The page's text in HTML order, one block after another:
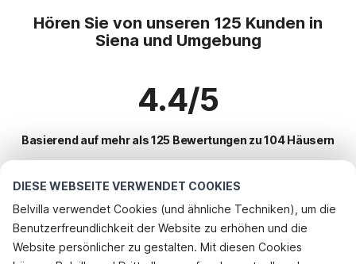
DIESE WEBSEITE VERWENDET COOKIES
Belvilla verwendet Cookies (und ähnliche Techniken), um die
Benutzerfreundlichkeit der Website zu erhöhen und die
Website persönlicher zu gestalten. Mit diesen Cookies
Hören Sie von unseren 125 Kunden in
Siena und Umgebung
4.4/5
Basierend auf mehr als 125 Bewertungen zu 104 Häusern
Beliebteste Reiseziele für Urlaub
Beliebte Ausstattungen für Urlaub in Siena und umgebung
Kinderfreundliche Ferienunterkünfte